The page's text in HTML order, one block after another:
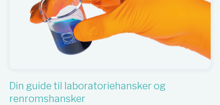
Din guide til laboratoriehansker og
renromshansker